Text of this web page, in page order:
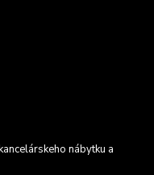
nábytku a